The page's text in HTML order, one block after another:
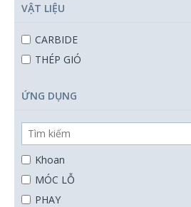
KYOCERA
KYOCERA SGS
ATA SGSPRO
Gabriel Mauvais Sarl
LACH DIAMANT
LMT
ALPS TOOL
WHITNEY TOOL
VẬT LIỆU
CARBIDE
THÉP GIÓ
ỨNG DỤNG
Khoan
MÓC LỖ
PHAY